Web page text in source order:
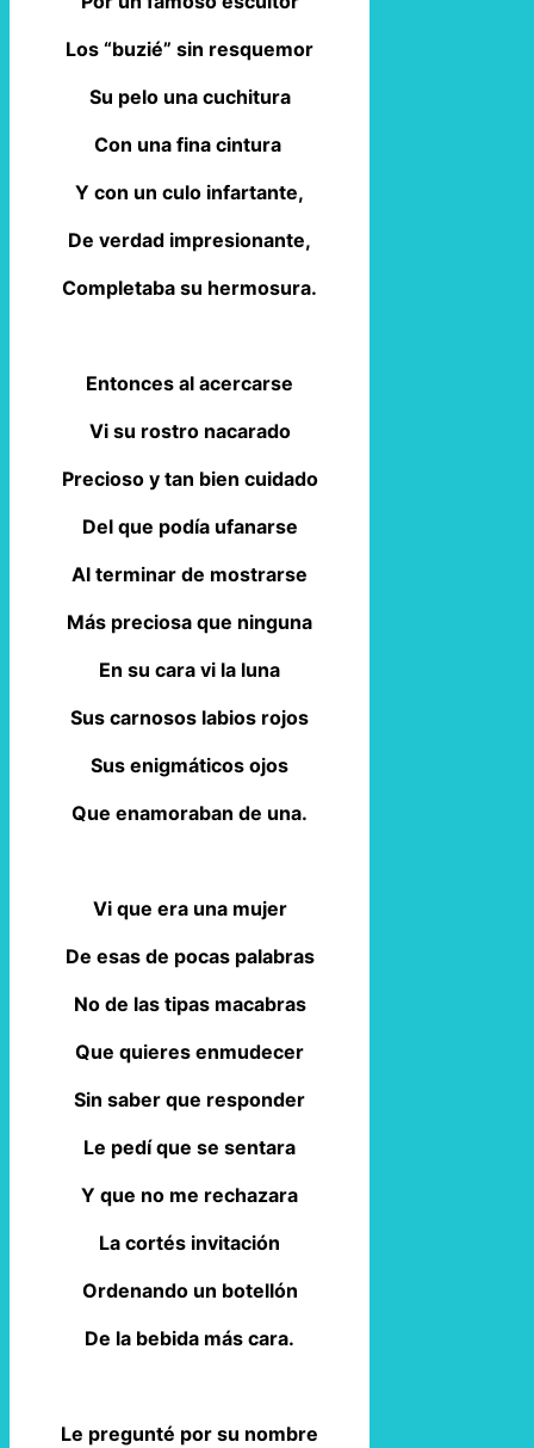
Los “buzié” sin resquemor
Su pelo una cuchitura
Con una fina cintura
Y con un culo infartante,
De verdad impresionante,
Completaba su hermosura.
Entonces al acercarse
Vi su rostro nacarado
Precioso y tan bien cuidado
Del que podía ufanarse
Al terminar de mostrarse
Más preciosa que ninguna
En su cara vi la luna
Sus carnosos labios rojos
Sus enigmáticos ojos
Que enamoraban de una.
Vi que era una mujer
De esas de pocas palabras
No de las tipas macabras
Que quieres enmudecer
Sin saber que responder
Le pedí que se sentara
Y que no me rechazara
La cortés invitación
Ordenando un botellón
De la bebida más cara.
Le pregunté por su nombre